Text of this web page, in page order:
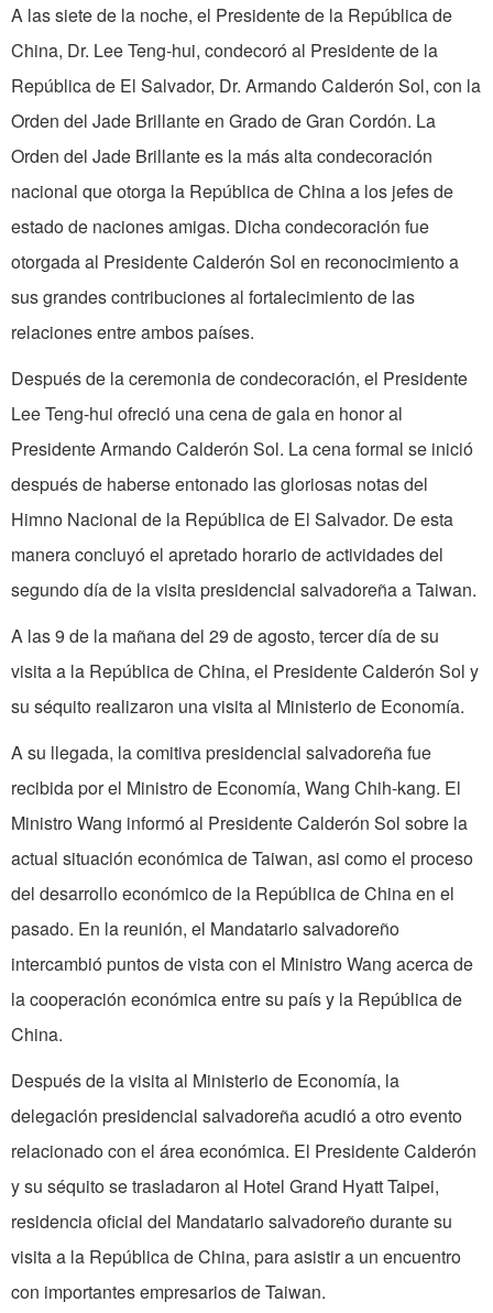
A las siete de la noche, el Presidente de la República de
China, Dr. Lee Teng­-hui, condecoró al Presidente de la
República de El Salvador, Dr. Armando Calderón Sol, con la
Orden del Jade Brillante en Grado de Gran Cordón. La
Orden del Jade Bri­llante es la más alta condecoración
nacional que otorga la República de China a los jefes de
estado de naciones amigas. Dicha condecoración fue
otorgada al Presidente Calderón Sol en reconocimiento a
sus gran­des contribuciones al fortalecimiento de las
relaciones entre ambos países.
Después de la ceremonia de conde­coración, el Presidente
Lee Teng-hui ofreció una cena de gala en honor al
Presidente Armando Calderón Sol. La cena formal se inició
después de haberse entonado las gloriosas notas del
Himno Nacional de la República de El Salvador. De esta
manera concluyó el apretado horario de actividades del
segundo día de la visita presidencial salvadoreña a Taiwan.
A las 9 de la mañana del 29 de agosto, tercer día de su
visita a la República de China, el Presidente Calderón Sol y
su séquito realizaron una visita al Ministerio de Economía.
A su llegada, la comitiva presidencial salvadoreña fue
recibida por el Ministro de Economía, Wang Chih-kang. El
Ministro Wang informó al Presidente Calderón Sol sobre la
actual situación económica de Tai­wan, asi como el proceso
del desarrollo económico de la República de China en el
pasado. En la reunión, el Mandatario sal­vadoreño
intercambió puntos de vista con el Ministro Wang acerca de
la cooperación económica entre su país y la República de
China.
Después de la visita al Ministerio de Economía, la
delegación presidencial salvadoreña acudió a otro evento
relacio­nado con el área económica. El Presidente Calderón
y su séquito se trasladaron al Hotel Grand Hyatt Taipei,
residencia oficial del Mandatario salvadoreño durante su
visita a la República de China, para asistir a un encuentro
con importantes empresa­rios de Taiwan.